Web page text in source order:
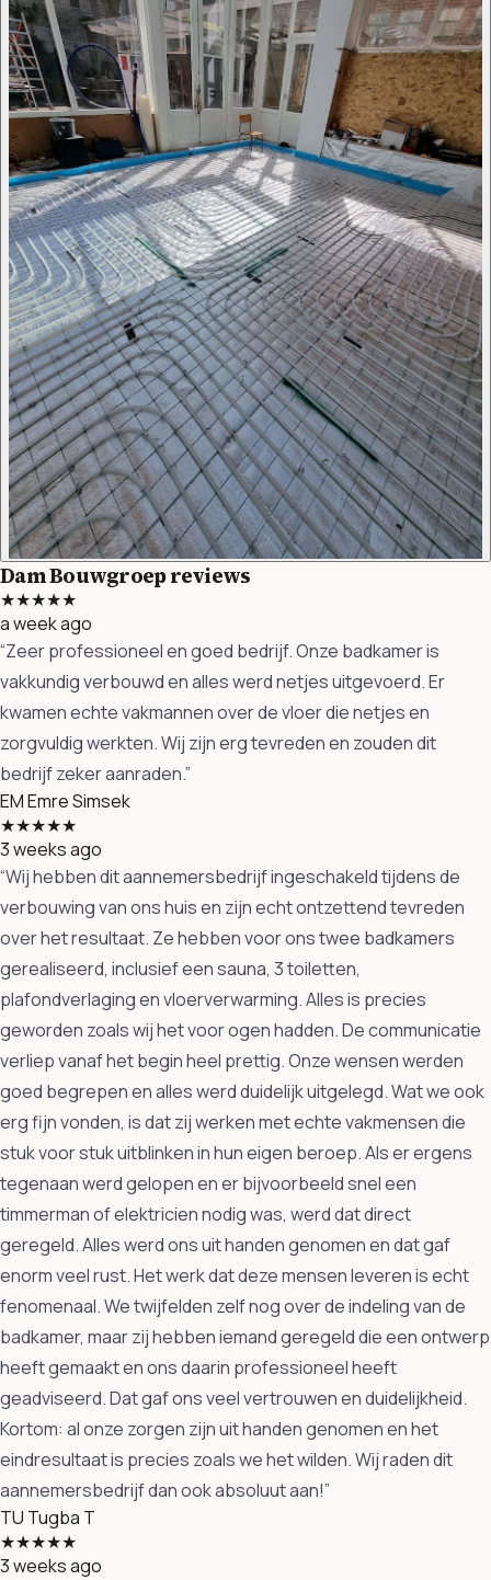
Dam Bouwgroep reviews
★★★★★
a week ago
“Zeer professioneel en goed bedrijf. Onze badkamer is
vakkundig verbouwd en alles werd netjes uitgevoerd. Er
kwamen echte vakmannen over de vloer die netjes en
zorgvuldig werkten. Wij zijn erg tevreden en zouden dit
bedrijf zeker aanraden.”
EMEmre Simsek
★★★★★
3 weeks ago
“Wij hebben dit aannemersbedrijf ingeschakeld tijdens de
verbouwing van ons huis en zijn echt ontzettend tevreden
over het resultaat. Ze hebben voor ons twee badkamers
gerealiseerd, inclusief een sauna, 3 toiletten,
plafondverlaging en vloerverwarming. Alles is precies
geworden zoals wij het voor ogen hadden. De communicatie
verliep vanaf het begin heel prettig. Onze wensen werden
goed begrepen en alles werd duidelijk uitgelegd. Wat we ook
erg fijn vonden, is dat zij werken met echte vakmensen die
stuk voor stuk uitblinken in hun eigen beroep. Als er ergens
tegenaan werd gelopen en er bijvoorbeeld snel een
timmerman of elektricien nodig was, werd dat direct
geregeld. Alles werd ons uit handen genomen en dat gaf
enorm veel rust. Het werk dat deze mensen leveren is echt
fenomenaal. We twijfelden zelf nog over de indeling van de
badkamer, maar zij hebben iemand geregeld die een ontwerp
heeft gemaakt en ons daarin professioneel heeft
geadviseerd. Dat gaf ons veel vertrouwen en duidelijkheid.
Kortom: al onze zorgen zijn uit handen genomen en het
eindresultaat is precies zoals we het wilden. Wij raden dit
aannemersbedrijf dan ook absoluut aan!”
TU Tugba T
★★★★★
3 weeks ago